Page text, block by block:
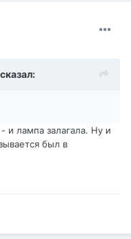
сказал:
и лампа залагала. Ну и
был в